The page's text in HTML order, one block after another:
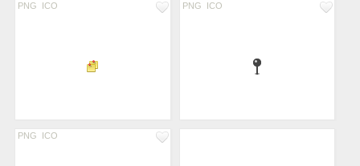
PNG ICO PNG ICO
PNG ICO